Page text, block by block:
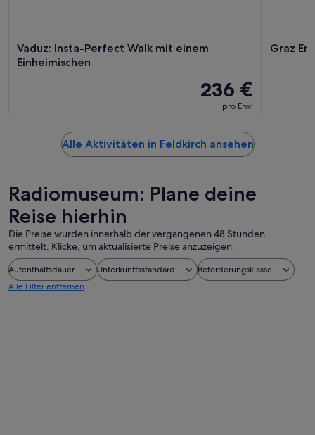
Vaduz: Insta-Perfect Walk mit einem
Einheimischen
236 €
pro Erw.
Graz
Alle Aktivitäten in Feldkirch ansehen
Radiomuseum: Plane deine
Reise hierhin
Die Preise wurden innerhalb der vergangenen 48 Stunden
ermittelt. Klicke, um aktualisierte Preise anzuzeigen.
Aufenthaltsdauer Unterkunftsstandard
Beförderungsklasse
Alle Filter entfernen